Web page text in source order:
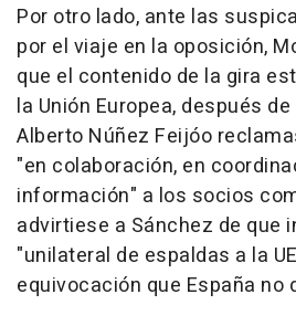
Por otro lado, ante las
por el viaje en la oposición,
que el contenido de la gira
la Unión Europea, después
Alberto Núñez Feijóo
"en colaboración, en
información" a los socios
advirtiese a Sánchez de que
"unilateral de espaldas a la
equivocación que España no